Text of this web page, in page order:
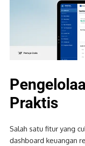
Praktis
Salah satu fitur yang
dashboard keuangan